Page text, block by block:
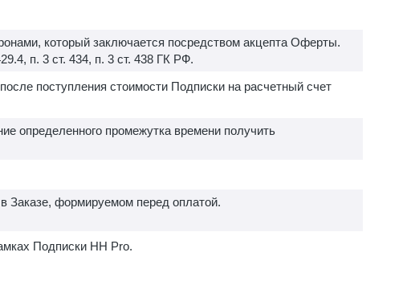
который заключается посредством акцепта Оферты.
п. 3 ст. 434, п. 3 ст. 438 ГК РФ.
поступления стоимости Подписки на расчетный счет
определенного промежутка времени получить
Заказе, формируемом перед оплатой.
Подписки HH Pro.